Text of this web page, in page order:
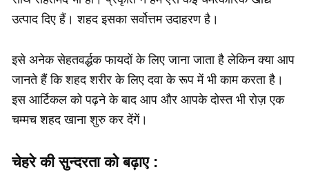
उत्पाद दिए हैं। शहद इसका सर्वोत्तम उदाहरण है।
इसे अनेक सेहतवर्द्धक फायदों के लिए जाना जाता है लेकिन क्या आप
जानते हैं कि शहद शरीर के लिए दवा के रूप में भी काम करता है।
इस आर्टिकल को पढ़ने के बाद आप और आपके दोस्त भी रोज़ एक
चम्मच शहद खाना शुरु कर देंगें।
चेहरे की सुन्दरता को बढ़ाए :